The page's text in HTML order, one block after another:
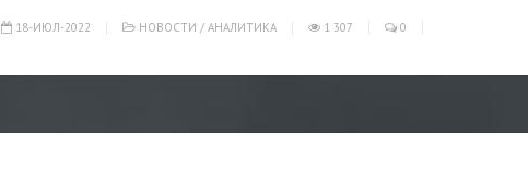
18-ИЮЛ-2022 НОВОСТИ / АНАЛИТИКА 1 307 0